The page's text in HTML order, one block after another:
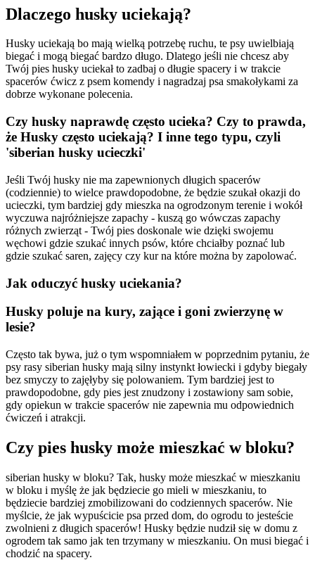
Dlaczego husky uciekają?
Husky uciekają bo mają wielką potrzebę ruchu, te psy uwielbiają
biegać i mogą biegać bardzo długo. Dlatego jeśli nie chcesz aby
Twój pies husky uciekał to zadbaj o długie spacery i w trakcie
spacerów ćwicz z psem komendy i nagradzaj psa smakołykami za
dobrze wykonane polecenia.
Czy husky naprawdę często ucieka? Czy to prawda,
że Husky często uciekają? I inne tego typu, czyli
'siberian husky ucieczki'
Jeśli Twój husky nie ma zapewnionych długich spacerów
(codziennie) to wielce prawdopodobne, że będzie szukał okazji do
ucieczki, tym bardziej gdy mieszka na ogrodzonym terenie i wokół
wyczuwa najróżniejsze zapachy - kuszą go wówczas zapachy
różnych zwierząt - Twój pies doskonale wie dzięki swojemu
węchowi gdzie szukać innych psów, które chciałby poznać lub
gdzie szukać saren, zajęcy czy kur na które można by zapolować.
Jak oduczyć husky uciekania?
Husky poluje na kury, zające i goni zwierzynę w
lesie?
Często tak bywa, już o tym wspomniałem w poprzednim pytaniu, że
psy rasy siberian husky mają silny instynkt łowiecki i gdyby biegały
bez smyczy to zajęłyby się polowaniem. Tym bardziej jest to
prawdopodobne, gdy pies jest znudzony i zostawiony sam sobie,
gdy opiekun w trakcie spacerów nie zapewnia mu odpowiednich
ćwiczeń i atrakcji.
Czy pies husky może mieszkać w bloku?
siberian husky w bloku? Tak, husky może mieszkać w mieszkaniu
w bloku i myślę że jak będziecie go mieli w mieszkaniu, to
będziecie bardziej zmobilizowani do codziennych spacerów. Nie
myślcie, że jak wypuścicie psa przed dom, do ogrodu to jesteście
zwolnieni z długich spacerów! Husky będzie nudził się w domu z
ogrodem tak samo jak ten trzymany w mieszkaniu. On musi biegać i
chodzić na spacery.